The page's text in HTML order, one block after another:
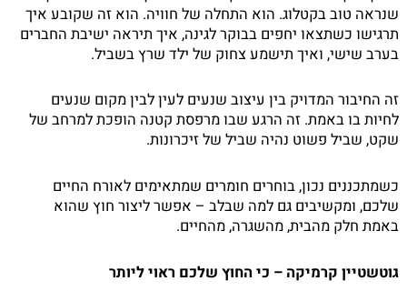
שנראה טוב בקטלוג. הוא התחלה של חוויה. הוא זה שקובע איך
תרגישו כשתצאו יחפים בבוקר לגינה, איך תיראה ישיבת החברים
בערב שישי, ואיך תישמע צחוק של ילד שרץ בשביל.
זה החיבור המדויק בין עיצוב שנעים לעין לבין מקום שנעים
לחיות בו באמת. זה הרגע שבו מרפסת קטנה הופכת למרחב של
שקט, שביל פשוט נהיה שביל של זיכרונות.
כשמתכננים נכון, בוחרים חומרים שמתאימים לאורח החיים
שלכם, ומקשיבים גם למה שבלב – אפשר ליצור חוץ שהוא
באמת חלק מהבית, מהשגרה, מהחיים.
גוטשטיין קרמיקה – כי החוץ שלכם ראוי ליותר